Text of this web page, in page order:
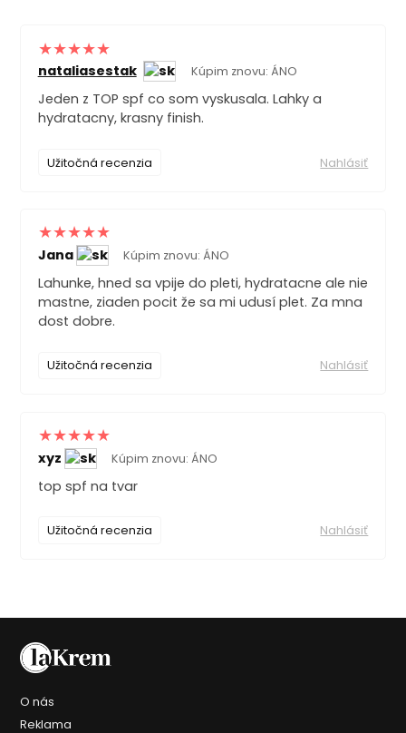
nataliasestak Kúpim znovu: ÁNO
Jeden z TOP spf co som vyskusala. Lahky a
hydratacny, krasny finish.
Užitočná recenzia Nahlásiť
Jana Kúpim znovu: ÁNO
Lahunke, hned sa vpije do pleti, hydratacne ale nie
mastne, ziaden pocit že sa mi udusí plet. Za mna
dost dobre.
Užitočná recenzia Nahlásiť
xyz Kúpim znovu: ÁNO
top spf na tvar
Užitočná recenzia Nahlásiť
O nás
Reklama